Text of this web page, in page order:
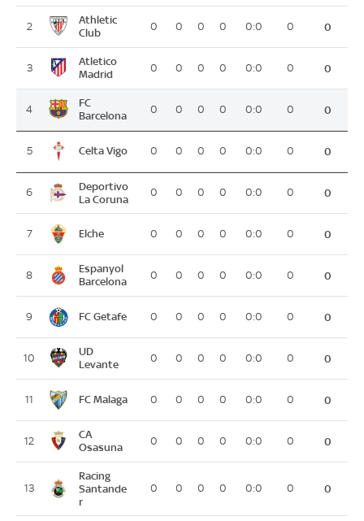
2
Athletic
Club
0 0 0 0 0:0 0 0
3
Atletico
Madrid
0 0 0 0 0:0 0 0
4
FC
Barcelona
0 0 0 0 0:0 0 0
5 Celta Vigo 0 0 0 0 0:0 0 0
6
Deportivo
La Coruna
0 0 0 0 0:0 0 0
7 Elche 0 0 0 0 0:0 0 0
8
Espanyol
Barcelona
0 0 0 0 0:0 0 0
9 FC Getafe 0 0 0 0 0:0 0 0
10
UD
Levante
0 0 0 0 0:0 0 0
11 FC Malaga 0 0 0 0 0:0 0 0
12
CA
Osasuna
0 0 0 0 0:0 0 0
13
Racing
Santande
r
0 0 0 0 0:0 0 0